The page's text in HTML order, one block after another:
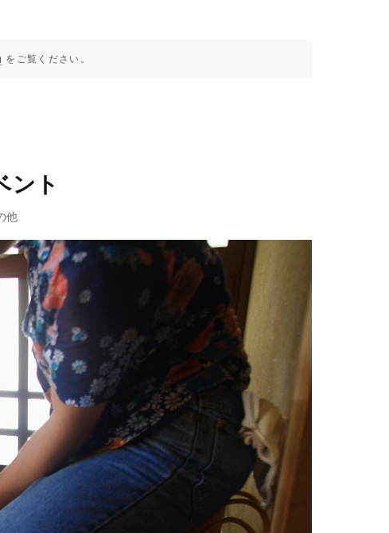
をご覧ください。
ント
他